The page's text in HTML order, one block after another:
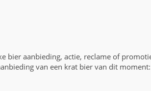
bier aanbieding, actie, reclame of
van een krat bier van dit moment: